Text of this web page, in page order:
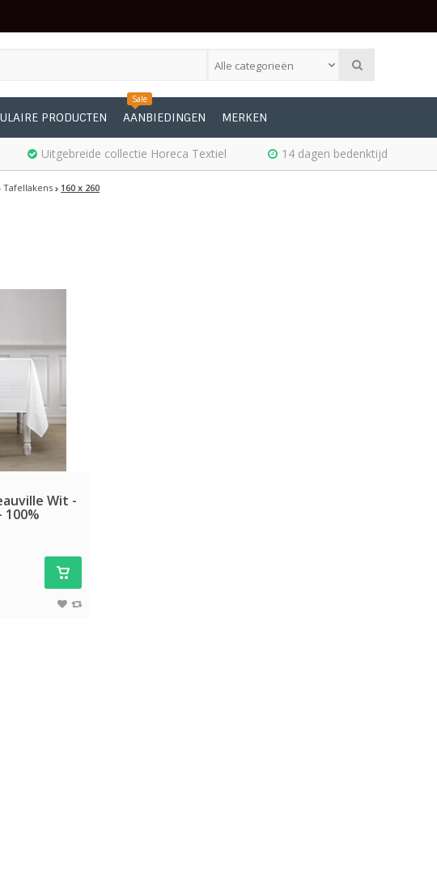
Alle categorieën
PRODUCTEN
Sale
AANBIEDINGEN MERKEN
Uitgebreide collectie Horeca Textiel 14 dagen bedenktijd
Tafellakens 160 x 260
Wit -
100%